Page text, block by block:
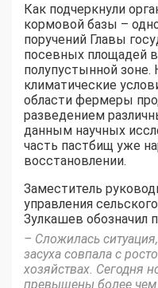
Как подчеркнули
кормовой базы –
поручений Главы
посевных площадей
полупустынной
климатические
области фермеры
разведением
данным научных
часть пастбищ уже
восстановлении.
Заместитель
управления
Зулкашев обозначил
– Сложилась
засуха совпала с
хозяйствах. Сегодня
превышены более чем